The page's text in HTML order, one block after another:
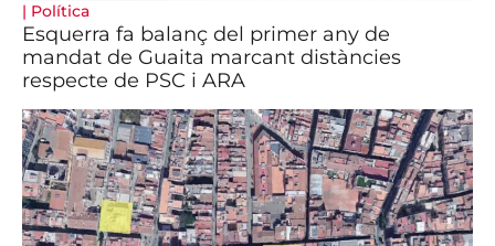
| Política
Esquerra fa balanç del primer any de
mandat de Guaita marcant distàncies
respecte de PSC i ARA